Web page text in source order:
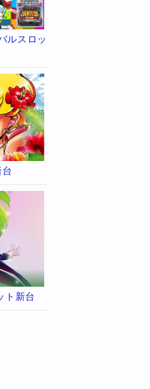
ルスロッ
ト新台